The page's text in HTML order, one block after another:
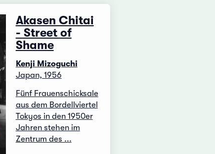
Akasen Chitai
- Street of
Shame
Kenji Mizoguchi
Japan, 1956
Fünf Frauenschicksale
aus dem Bordellviertel
Tokyos in den 1950er
Jahren stehen im
Zentrum des ...